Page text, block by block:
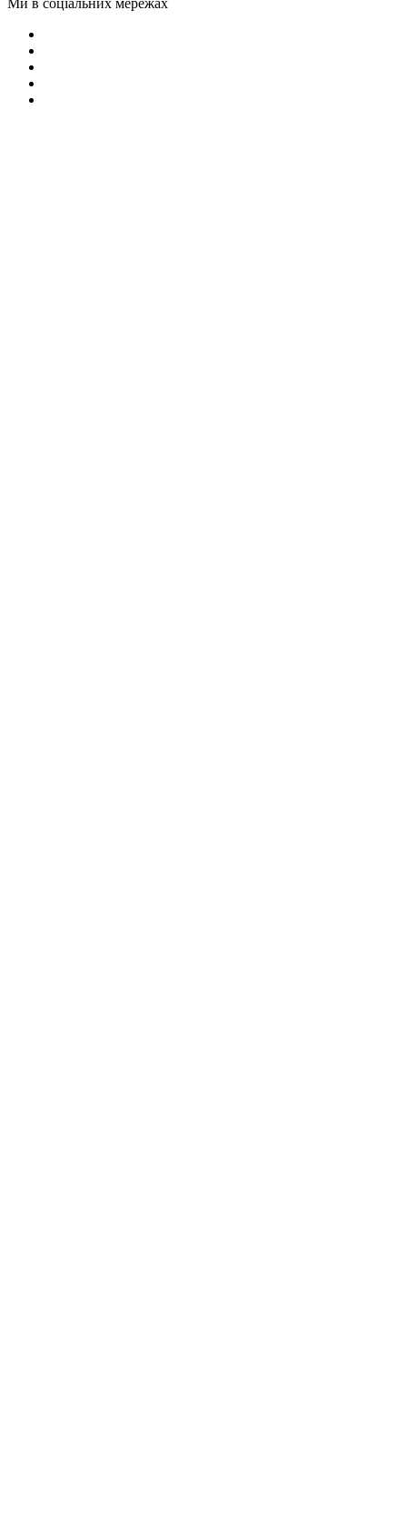
Ми в соціальних мережах